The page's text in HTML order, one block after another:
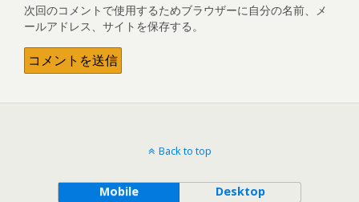
次回のコメントで使用するためブラウザーに自分の名前、メ
ールアドレス、サイトを保存する。
Back to top
Mobile Desktop